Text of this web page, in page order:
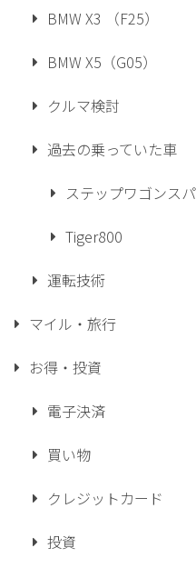
BMW X3 （F25）
BMW X5（G05）
クルマ検討
過去の乗っていた車
ステップワゴンスパ
Tiger800
運転技術
マイル・旅行
お得・投資
電子決済
買い物
クレジットカード
投資